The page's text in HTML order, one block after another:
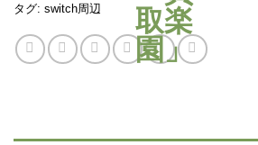
タグ: switch周辺